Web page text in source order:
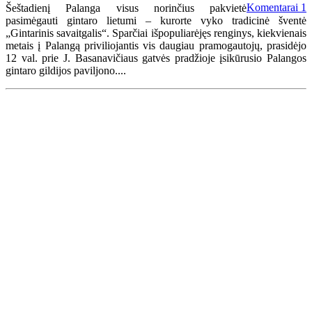
Komentarai 1
Šeštadienį Palanga visus norinčius pakvietė
pasimėgauti gintaro lietumi – kurorte vyko tradicinė šventė
„Gintarinis savaitgalis“. Sparčiai išpopuliarėjęs renginys, kiekvienais
metais į Palangą priviliojantis vis daugiau pramogautojų, prasidėjo
12 val. prie J. Basanavičiaus gatvės pradžioje įsikūrusio Palangos
gintaro gildijos paviljono....